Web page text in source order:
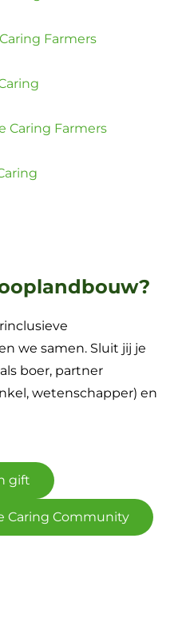
Farmers
Caring Farmers
we samen. Sluit jij je
boer, partner
wetenschapper) en
gift
Caring Community